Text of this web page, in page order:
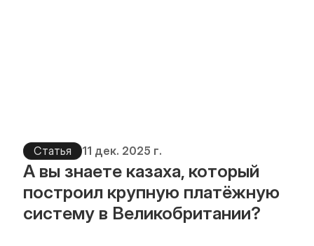
Статья 11 дек. 2025 г.
А вы знаете казаха, который
построил крупную платёжную
систему в Великобритании?